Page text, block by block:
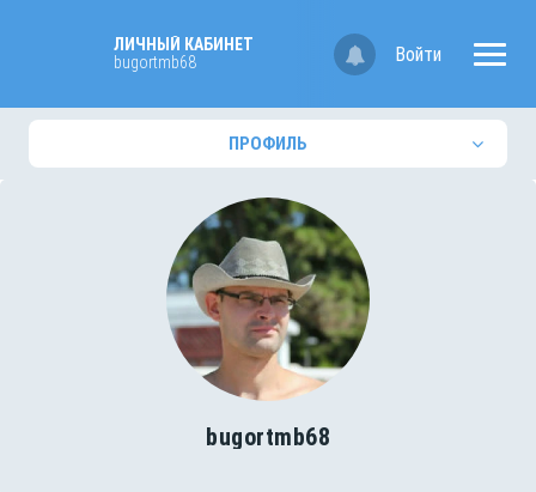
ЛИЧНЫЙ КАБИНЕТ
bugortmb68
Войти
ПРОФИЛЬ
bugortmb68